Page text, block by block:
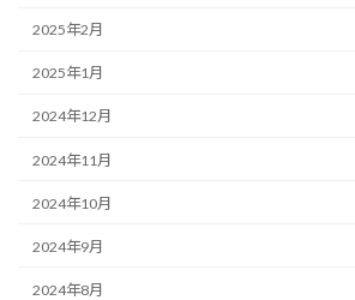
2025年2月
2025年1月
2024年12月
2024年11月
2024年10月
2024年9月
2024年8月